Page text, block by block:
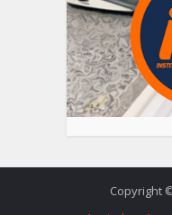
Copyright